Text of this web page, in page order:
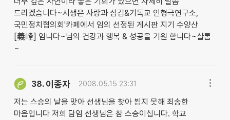
드리겠슴니다~시생은 사랑과 섬김&기독교 인형극연구소,
국민정치협의회'카페에서 임의 선정된 게시판 지기 수양산
[義峰] 임니다~님의 건강과 행복 & 성공을 기원 함니다~샬롬
~
38. 이종자 2008.05.15 23:31
저는 스승의 날을 맞아 선생님을 찾아 뵙지 못해 죄송한
마음입니다 저희 담임 선생님은 참 스승이십니다. 학교